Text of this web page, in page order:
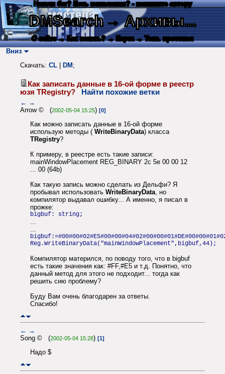
Нашли баг? Есть пожелания? - напишите автору
DMSearch→ Архивы...
О сайте → Как искать? → Карта → Текс. протокол
Вниз
Скачать: CL DM ;
Как записать данные в 16-ой форме в реестр
юзя TRegistry?
Найти похожие ветки
← →
Arrow © (2002-05-04 15:25) [0]
Как можно записать данные в 16-ой форме
использую методы ( WriteBinaryData) класса
TRegistry?
К примеру, в реестре есть такие записи:
mainWindowPlacement REG_BINARY 2c 5e 00 00 12
... 00 (64b)
Как такую запись можно сделать из Дельфи? Я
пробывал использовать WriteBinaryData, но
компилятор выдавал ошибку... А именно, я писал в
прожке:
bigbuf: string;
...
...
Reg.WriteBinaryData("mainWindowPlacement",bigbuf,44);
Компилятор матерился, по поводу того, что в bigbuf
есть такие значения как: #FF,#E5 и т.д. Понятно, что
данный метод для этого не подходит... тогда как
решить сию проблему?
Буду Вам очень благодарен за ответы.
Спасибо!
← →
Song © (2002-05-04 15:28) [1]
Надо $